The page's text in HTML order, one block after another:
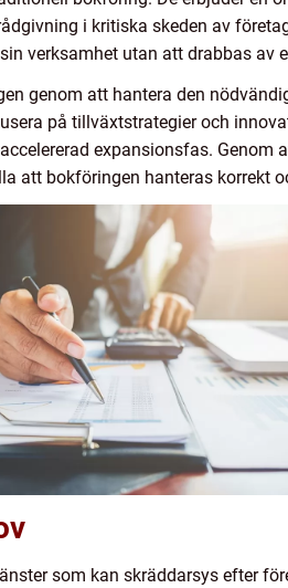
i kritiska skeden av
verksamhet utan att drabbas av
genom att hantera den
på tillväxtstrategier och
expansionsfas.
att bokföringen hanteras korrekt
som kan skräddarsys efter